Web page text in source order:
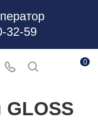
32-59
0